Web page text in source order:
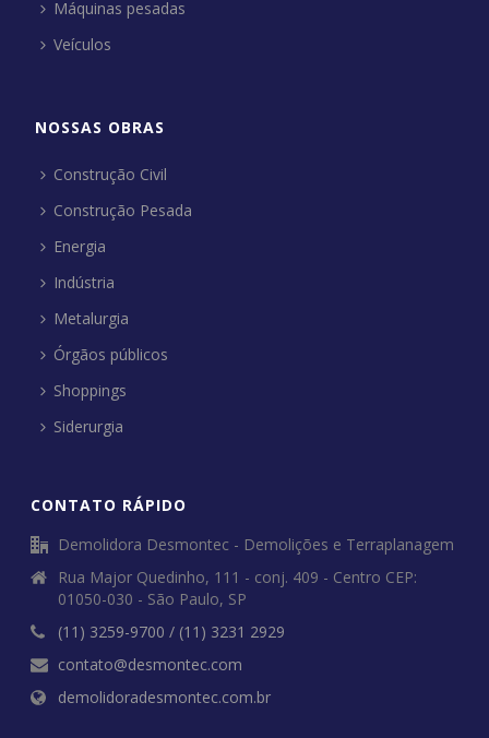
Máquinas pesadas
Veículos
NOSSAS OBRAS
Construção Civil
Construção Pesada
Energia
Indústria
Metalurgia
Órgãos públicos
Shoppings
Siderurgia
CONTATO RÁPIDO
Demolidora Desmontec - Demolições e Terraplanagem
Rua Major Quedinho, 111 - conj. 409 - Centro CEP:
01050-030 - São Paulo, SP
(11) 3259-9700 / (11) 3231 2929
contato@desmontec.com
demolidoradesmontec.com.br